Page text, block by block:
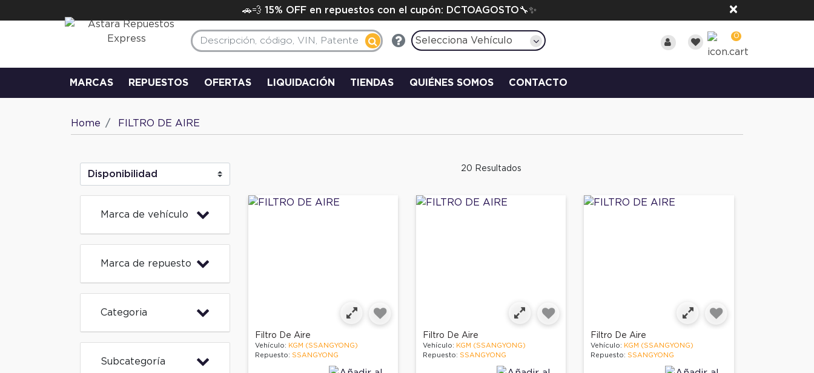
🚗💨 15% OFF en repuestos con el cupón: DCTOAGOSTO🔧✨ ×
Selecciona Vehículo 0
MARCAS REPUESTOS OFERTAS LIQUIDACIÓN TIENDAS QUIÉNES SOMOS CONTACTO
Home FILTRO DE AIRE
20 Resultados
Marca de vehículo
Marca de repuesto
Categoria
Subcategoría
Filtro De Aire
Vehículo: KGM (SSANGYONG)
Repuesto: SSANGYONG
Filtro De Aire
Vehículo: KGM (SSANGYONG)
Repuesto: SSANGYONG
Filtro De Aire
Vehículo: KGM (SSANGYONG)
Repuesto: SSANGYONG